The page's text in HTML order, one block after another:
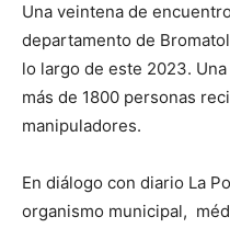
Una veintena de
departamento de
lo largo de este 2023.
más de 1800 personas
manipuladores.
En diálogo con diario La
organismo municipal,